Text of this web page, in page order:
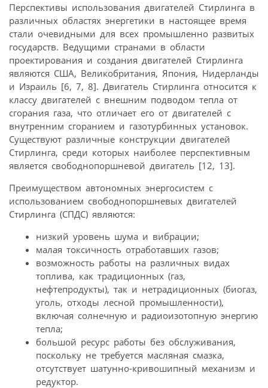
Перспективы использования двигателей Стирлинга в
различных областях энергетики в настоящее время
стали очевидными для всех промышленно развитых
государств. Ведущими странами в области
проектирования и создания двигателей Стирлинга
являются США, Великобритания, Япония, Нидерланды
и Израиль [6, 7, 8]. Двигатель Стирлинга относится к
классу двигателей с внешним подводом тепла от
сгорания газа, что отличает его от двигателей с
внутренним сгоранием и газотурбинных установок.
Существуют различные конструкции двигателей
Стирлинга, среди которых наиболее перспективным
является свободнопоршневой двигатель [12, 13].
Преимуществом автономных энергосистем с
использованием свободнопоршневых двигателей
Стирлинга (СПДС) являются:
низкий уровень шума и вибрации;
малая токсичность отработавших газов;
возможность работы на различных видах
топлива, как традиционных (газ,
нефтепродукты), так и нетрадиционных (биогаз,
уголь, отходы лесной промышленности),
включая солнечную и радиоизотопную энергию
тепла;
большой ресурс работы без обслуживания,
поскольку не требуется масляная смазка,
отсутствует шатунно-кривошипный механизм и
редуктор.